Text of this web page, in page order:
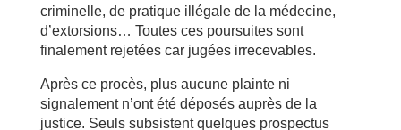
criminelle, de pratique illégale de la médecine,
d’extorsions… Toutes ces poursuites sont
finalement rejetées car jugées irrecevables.
Après ce procès, plus aucune plainte ni
signalement n’ont été déposés auprès de la
justice. Seuls subsistent quelques prospectus